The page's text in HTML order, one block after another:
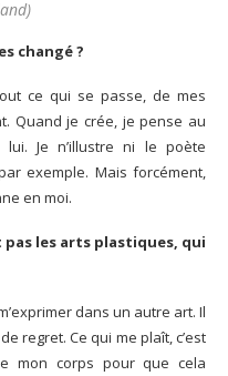
changé ?
ce qui se passe, de mes
Quand je crée, je pense au
Je n’illustre ni le poète
exemple. Mais forcément,
en moi.
les arts plastiques, qui
dans un autre art. Il
regret. Ce qui me plaît, c’est
mon corps pour que cela